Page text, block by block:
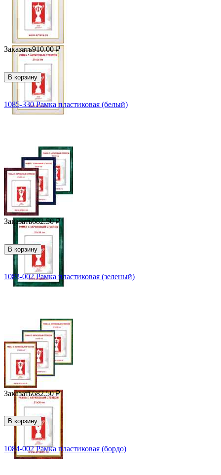
Заказать910.00 ₽
В корзину
1085-330 Рамка пластиковая (белый)
Заказать682.50 ₽
В корзину
1083-002 Рамка пластиковая (зеленый)
Заказать682.50 ₽
В корзину
1084-002 Рамка пластиковая (бордо)